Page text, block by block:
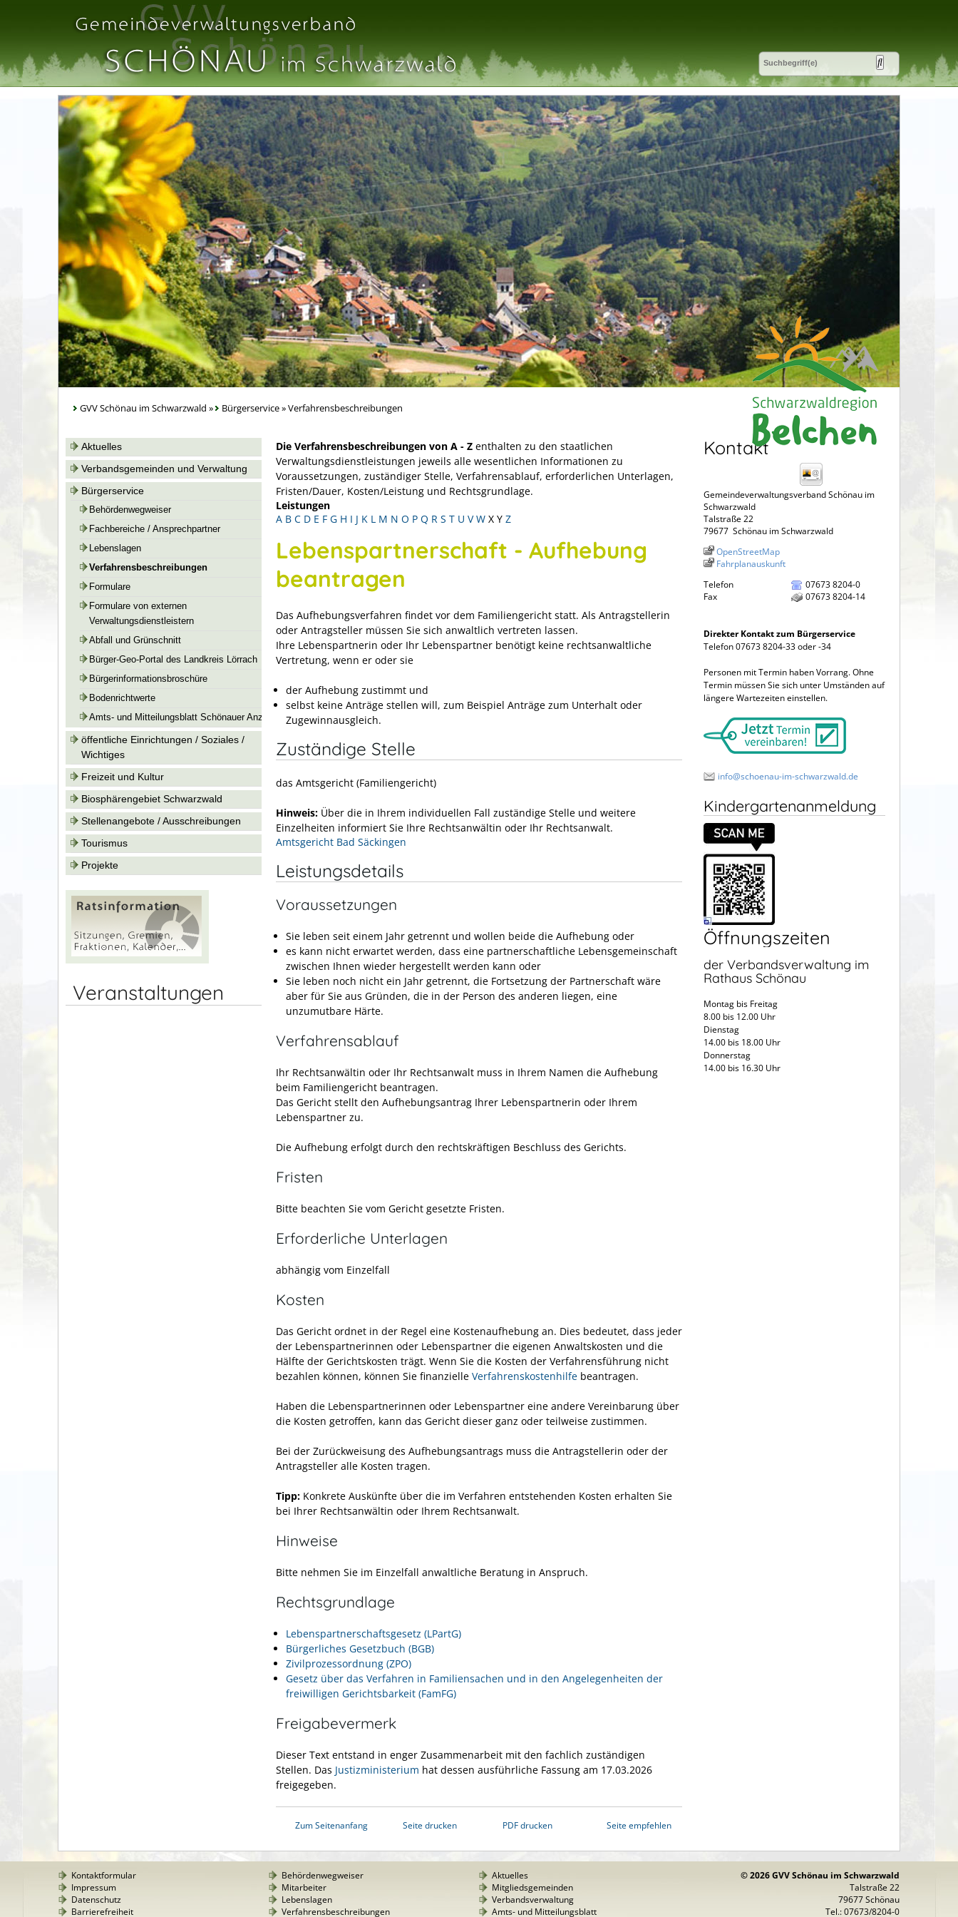
GVV Schönau im Schwarzwald » Bürgerservice»Verfahrensbeschreibungen
Aktuelles
Verbandsgemeinden und Verwaltung
Bürgerservice
Behördenwegweiser
Fachbereiche / Ansprechpartner
Lebenslagen
Verfahrensbeschreibungen
Formulare
Formulare von externen
Verwaltungsdienstleistern
Abfall und Grünschnitt
Bürger-Geo-Portal des Landkreis Lörrach
Bürgerinformationsbroschüre
Bodenrichtwerte
Amts- und Mitteilungsblatt Schönauer Anzeiger
öffentliche Einrichtungen / Soziales /
Wichtiges
Freizeit und Kultur
Biosphärengebiet Schwarzwald
Stellenangebote / Ausschreibungen
Tourismus
Projekte
Veranstaltungen
Die Verfahrensbeschreibungen von A - Z enthalten zu den staatlichen
Verwaltungsdienstleistungen jeweils alle wesentlichen Informationen zu
Voraussetzungen, zuständiger Stelle, Verfahrensablauf, erforderlichen Unterlagen,
Fristen/Dauer, Kosten/Leistung und Rechtsgrundlage.
Leistungen
A B C D E F G H I J K L M N O P Q R S T U V W X Y Z
Lebenspartnerschaft - Aufhebung
beantragen
Das Aufhebungsverfahren findet vor dem Familiengericht statt. Als Antragstellerin
oder Antragsteller müssen Sie sich anwaltlich vertreten lassen.
Ihre Lebenspartnerin oder Ihr Lebenspartner benötigt keine rechtsanwaltliche
Vertretung, wenn er oder sie
der Aufhebung zustimmt und
selbst keine Anträge stellen will, zum Beispiel Anträge zum Unterhalt oder
Zugewinnausgleich.
Zuständige Stelle
das Amtsgericht (Familiengericht)
Hinweis: Über die in Ihrem individuellen Fall zuständige Stelle und weitere
Einzelheiten informiert Sie Ihre Rechtsanwältin oder Ihr Rechtsanwalt.
Amtsgericht Bad Säckingen
Leistungsdetails
Voraussetzungen
Sie leben seit einem Jahr getrennt und wollen beide die Aufhebung oder
es kann nicht erwartet werden, dass eine partnerschaftliche Lebensgemeinschaft
zwischen Ihnen wieder hergestellt werden kann oder
Sie leben noch nicht ein Jahr getrennt, die Fortsetzung der Partnerschaft wäre
aber für Sie aus Gründen, die in der Person des anderen liegen, eine
unzumutbare Härte.
Verfahrensablauf
Ihr Rechtsanwältin oder Ihr Rechtsanwalt muss in Ihrem Namen die Aufhebung
beim Familiengericht beantragen.
Das Gericht stellt den Aufhebungsantrag Ihrer Lebenspartnerin oder Ihrem
Lebenspartner zu.
Die Aufhebung erfolgt durch den rechtskräftigen Beschluss des Gerichts.
Fristen
Bitte beachten Sie vom Gericht gesetzte Fristen.
Erforderliche Unterlagen
abhängig vom Einzelfall
Kosten
Das Gericht ordnet in der Regel eine Kostenaufhebung an. Dies bedeutet, dass jeder
der Lebenspartnerinnen oder Lebenspartner die eigenen Anwaltskosten und die
Hälfte der Gerichtskosten trägt. Wenn Sie die Kosten der Verfahrensführung nicht
bezahlen können, können Sie finanzielle Verfahrenskostenhilfe beantragen.
Haben die Lebenspartnerinnen oder Lebenspartner eine andere Vereinbarung über
die Kosten getroffen, kann das Gericht dieser ganz oder teilweise zustimmen.
Bei der Zurückweisung des Aufhebungsantrags muss die Antragstellerin oder der
Antragsteller alle Kosten tragen.
Tipp: Konkrete Auskünfte über die im Verfahren entstehenden Kosten erhalten Sie
bei Ihrer Rechtsanwältin oder Ihrem Rechtsanwalt.
Hinweise
Bitte nehmen Sie im Einzelfall anwaltliche Beratung in Anspruch.
Rechtsgrundlage
Lebenspartnerschaftsgesetz (LPartG)
Bürgerliches Gesetzbuch (BGB)
Zivilprozessordnung (ZPO)
Gesetz über das Verfahren in Familiensachen und in den Angelegenheiten der
freiwilligen Gerichtsbarkeit (FamFG)
Freigabevermerk
Dieser Text entstand in enger Zusammenarbeit mit den fachlich zuständigen
Stellen. Das Justizministerium hat dessen ausführliche Fassung am 17.03.2026
freigegeben.
Zum Seitenanfang Seite drucken PDF drucken Seite empfehlen
Kontakt
Gemeindeverwaltungsverband Schönau im
Schwarzwald
Talstraße 22
79677 Schönau im Schwarzwald
OpenStreetMap
Fahrplanauskunft
Telefon
07673 8204-0
Fax
07673 8204-14
Direkter Kontakt zum Bürgerservice
Telefon 07673 8204-33 oder -34
Personen mit Termin haben Vorrang. Ohne
Termin müssen Sie sich unter Umständen auf
längere Wartezeiten einstellen.
info@schoenau-im-schwarzwald.de
Kindergartenanmeldung
Öffnungszeiten
der Verbandsverwaltung im
Rathaus Schönau
Montag bis Freitag
8.00 bis 12.00 Uhr
Dienstag
14.00 bis 18.00 Uhr
Donnerstag
14.00 bis 16.30 Uhr
Kontaktformular
Impressum
Datenschutz
Barrierefreiheit
Behördenwegweiser
Mitarbeiter
Lebenslagen
Verfahrensbeschreibungen
Aktuelles
Mitgliedsgemeinden
Verbandsverwaltung
Amts- und Mitteilungsblatt
© 2026 GVV Schönau im Schwarzwald
Talstraße 22
79677 Schönau
Tel.: 07673/8204-0